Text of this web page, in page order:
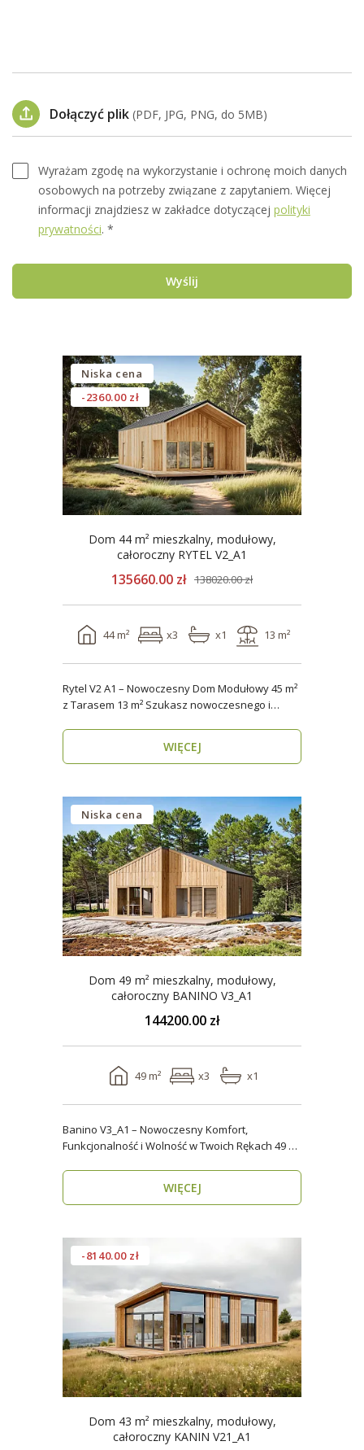
Dołączyć plik (PDF, JPG, PNG, do 5MB)
Wyrażam zgodę na wykorzystanie i ochronę moich danych
osobowych na potrzeby związane z zapytaniem. Więcej
informacji znajdziesz w zakładce dotyczącej polityki
prywatności. *
Wyślij
Niska cena
-2360.00 zł
Dom 44 m² mieszkalny, modułowy,
całoroczny RYTEL V2_A1
135660.00 zł 138020.00 zł
44 m² x3 x1 13 m²
Rytel V2 A1 – Nowoczesny Dom Modułowy 45 m²
z Tarasem 13 m² Szukasz nowoczesnego i
WIĘCEJ
Niska cena
Dom 49 m² mieszkalny, modułowy,
całoroczny BANINO V3_A1
144200.00 zł
49 m² x3 x1
Banino V3_A1 – Nowoczesny Komfort,
Funkcjonalność i Wolność w Twoich Rękach 49 m²
WIĘCEJ
-8140.00 zł
Dom 43 m² mieszkalny, modułowy,
całoroczny KANIN V21_A1